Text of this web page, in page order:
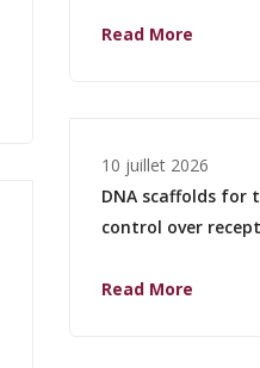
Read More
10 juillet 2026
DNA scaffolds for
control over
Read More